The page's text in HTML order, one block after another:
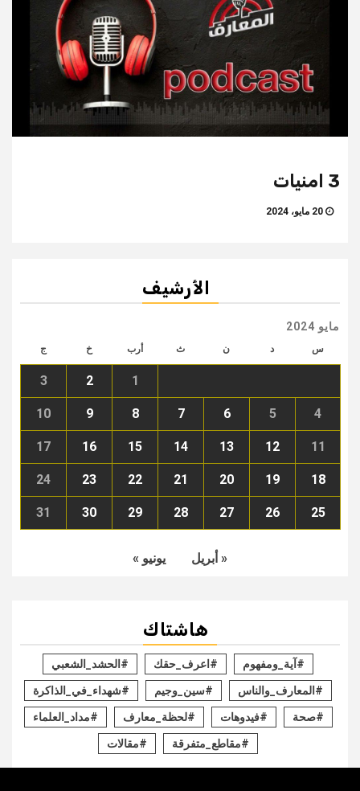
3 امنيات
الأرشيف
مايو 2024
س د ن ث أرب خ ج
1
2
3
4
5
6
7
8
9
10
11
12
13
14
15
16
17
18
19
20
21
22
23
24
25
26
27
28
29
30
31
« أبريل يونيو »
هاشتاك
#آية_ومفهوم #اعرف_حقك #الحشد_الشعبي
#المعارف_والناس #سين_وجيم #شهداء_في_الذاكرة
#صحة #فيدوهات #لحظة_معارف #مداد_العلماء
#مقاطع_متفرقة #مقالات